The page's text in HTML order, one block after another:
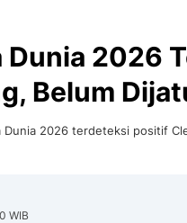
Dunia 2026
Belum
Dunia 2026 terdeteksi positif
WIB